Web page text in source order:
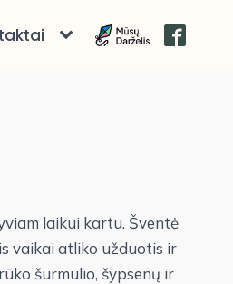
laikui kartu. Šventė
vaikai atliko užduotis ir
šurmulio, šypsenų ir